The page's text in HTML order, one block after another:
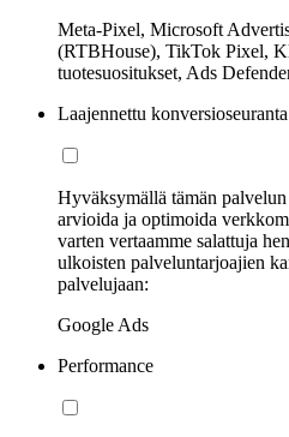
Meta-Pixel, Microsoft
(RTBHouse), TikTok Pixel,
tuotesuositukset, Ads
Laajennettu konversioseuranta
Hyväksymällä tämän
arvioida ja optimoida
varten vertaamme salattuja
ulkoisten palveluntarjoajien
palvelujaan:
Google Ads
Performance